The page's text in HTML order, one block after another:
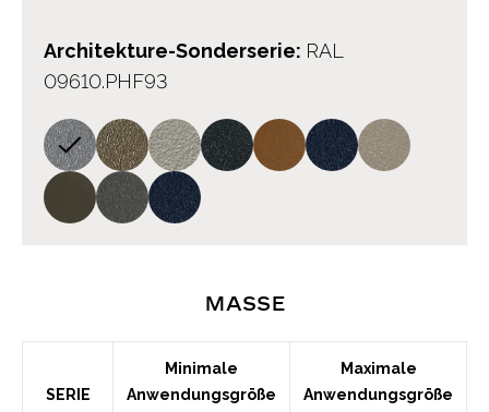
Architekture-Sonderserie: RAL
09610.PHF93
Maße
SERIE
Minimale
Anwendungsgröße
Maximale
Anwendungsgröße